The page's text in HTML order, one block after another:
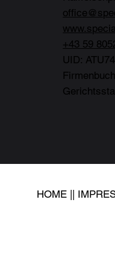
+43 59
UID:
HOME